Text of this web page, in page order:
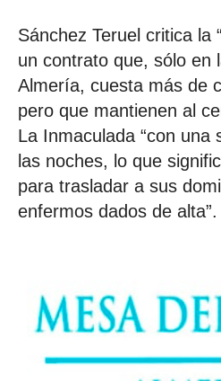
Sánchez Teruel critica la
un contrato que, sólo en
Almería, cuesta más de
pero que mantienen al
La Inmaculada “con una
las noches, lo que
para trasladar a sus
enfermos dados de alta”.